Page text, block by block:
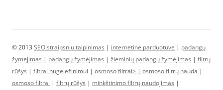
© 2013 SEO straipsniu talpinimas | internetine parduotuve | padangų
žymėjimas | padangų žymėjimas | žieminių padangų žymėjimas | filtrų
rūšys | filtrai nugeležinimui | osmoso filtrai> | osmoso filtrų nauda |
osmoso filtrai | filtrų rūšys | minkštinimo filtrų naudojimas |